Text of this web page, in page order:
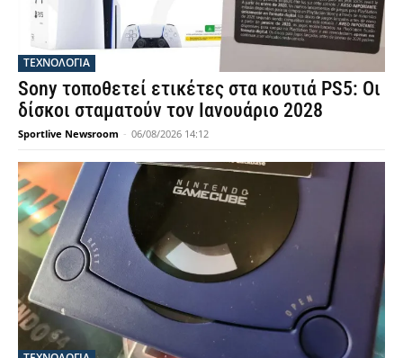
ΤΕΧΝΟΛΟΓΙΑ
Sony τοποθετεί ετικέτες στα κουτιά PS5: Οι
δίσκοι σταματούν τον Ιανουάριο 2028
Sportlive Newsroom - 06/08/2026 14:12